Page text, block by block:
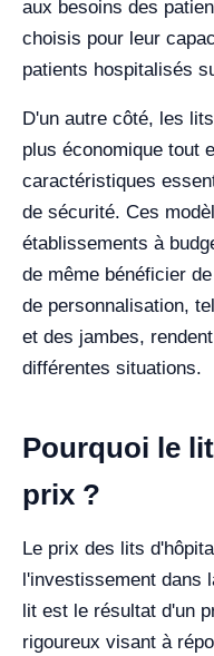
aux besoins des
choisis pour leur
patients hospitalisés
D'un autre côté, les
plus économique tout
caractéristiques
de sécurité. Ces
établissements à
de même bénéficier
de personnalisation,
et des jambes,
différentes situations.
Pourquoi le
prix ?
Le prix des lits
l'investissement dans
lit est le résultat d'un
rigoureux visant à